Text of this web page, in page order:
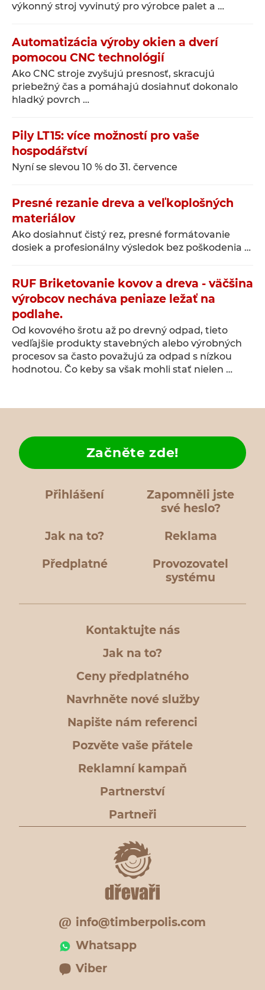
výkonný stroj vyvinutý pro výrobce palet a …
Automatizácia výroby okien a dverí
pomocou CNC technológií
Ako CNC stroje zvyšujú presnosť, skracujú
priebežný čas a pomáhajú dosiahnuť dokonalo
hladký povrch …
Pily LT15: více možností pro vaše
hospodářství
Nyní se slevou 10 % do 31. července
Presné rezanie dreva a veľkoplošných
materiálov
Ako dosiahnuť čistý rez, presné formátovanie
dosiek a profesionálny výsledok bez poškodenia …
RUF Briketovanie kovov a dreva - väčšina
výrobcov necháva peniaze ležať na
podlahe.
Od kovového šrotu až po drevný odpad, tieto
vedľajšie produkty stavebných alebo výrobných
procesov sa často považujú za odpad s nízkou
hodnotou. Čo keby sa však mohli stať nielen …
Přihlášení
Zapomněli jste
své heslo?
Jak na to?
Začněte zde!
Reklama
Předplatné
Provozovatel
systému
Kontaktujte nás
Jak na to?
Ceny předplatného
Navrhněte nové služby
Napište nám referenci
Pozvěte vaše přátele
Reklamní kampaň
Partnerství
Partneři
info@timberpolis.com
Whatsapp
Viber